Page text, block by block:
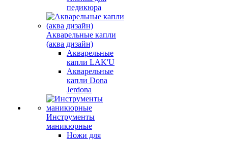
педикюра
Акварельные капли
(аква дизайн)
Акварельные
капли LAK'U
Акварельные
капли Dona
Jerdona
Инструменты
маникюрные
Ножи для